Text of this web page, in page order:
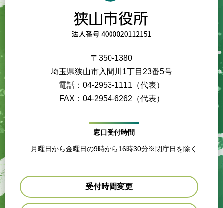
〒350-1380
埼玉県狭山市入間川1丁目23番5号
電話：04-2953-1111（代表）
FAX：04-2954-6262（代表）
窓口受付時間
月曜日から金曜日の9時から16時30分※閉庁日を除く
受付時間変更